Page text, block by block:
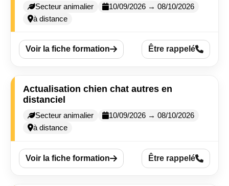
Secteur animalier
10/09/2026 → 08/10/2026
à distance
Voir la fiche formation Être rappelé
Actualisation chien chat autres en
distanciel
Secteur animalier
10/09/2026 → 08/10/2026
à distance
Voir la fiche formation Être rappelé